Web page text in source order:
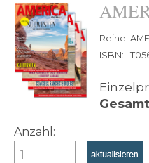
Reihe:
ISBN:
Anzahl: